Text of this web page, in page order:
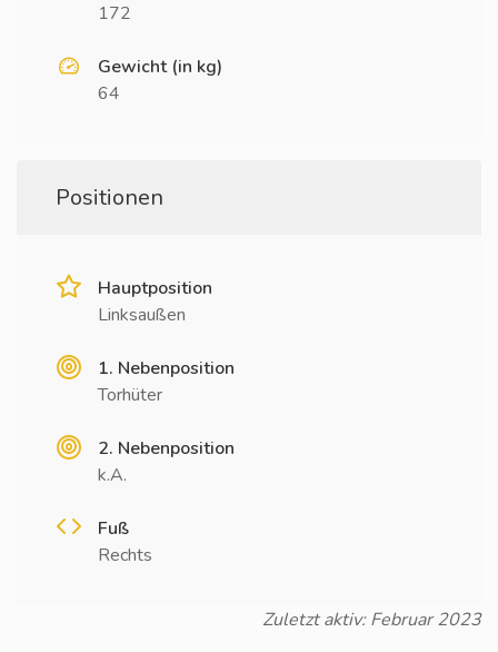
172
Gewicht (in kg)
64
Positionen
Hauptposition
Linksaußen
1. Nebenposition
Torhüter
2. Nebenposition
k.A.
Fuß
Rechts
Zuletzt aktiv: Februar 2023